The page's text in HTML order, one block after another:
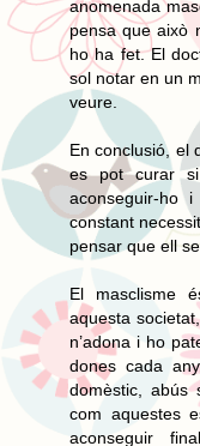
anomenada
pensa que això
ho ha fet. El
sol notar en un
veure.
En conclusió, el
es pot curar
aconseguir-ho
constant
pensar que ell
El masclisme
aquesta
n’adona i ho
dones cada
domèstic, abús
com aquestes
aconseguir